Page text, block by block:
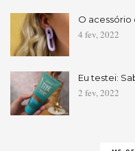
O acessório
4 fev, 2022
Eu testei:
2 fev, 2022